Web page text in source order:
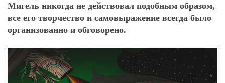
Мигель никогда не действовал подобным образом,
все его творчество и самовыражение всегда было
организованно и обговорено.